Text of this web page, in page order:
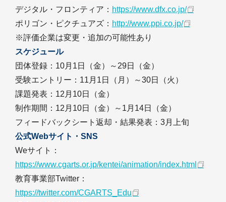
デジタル・フロンティア： https://www.dfx.co.jp/
ポリゴン・ピクチュアズ： http://www.ppi.co.jp/
※評価企業は変更・追加の可能性あり
スケジュール
団体登録：10月1日（金）～29日（金）
受験エントリー：11月1日（月）～30日（火）
課題発表：12月10日（金）
制作期間：12月10日（金）～1月14日（金）
フィードバックシート返却・結果発表：3月上旬
公式Webサイト・SNS
Weサイト：
https://www.cgarts.or.jp/kentei/animation/index.html
教育事業部Twitter：
https://twitter.com/CGARTS_Edu